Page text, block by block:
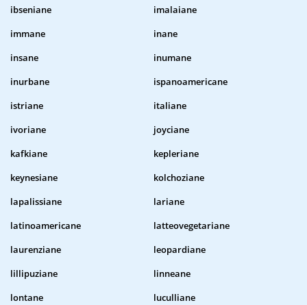
ibseniane
imalaiane
immane
inane
insane
inumane
inurbane
ispanoamericane
istriane
italiane
ivoriane
joyciane
kafkiane
kepleriane
keynesiane
kolchoziane
lapalissiane
lariane
latinoamericane
latteovegetariane
laurenziane
leopardiane
lillipuziane
linneane
lontane
luculliane